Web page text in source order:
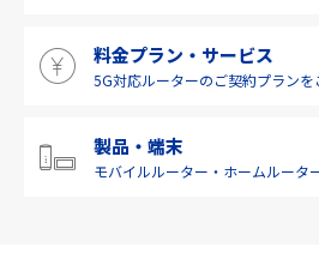
料金プラン・サービス
5G対応ルーターのご契約プランを
製品・端末
モバイルルーター・ ホームルータ